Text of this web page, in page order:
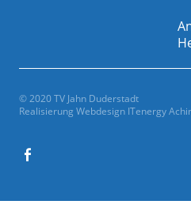
© 2020 TV Jahn Duderstadt
Realisierung Webdesign ITenergy